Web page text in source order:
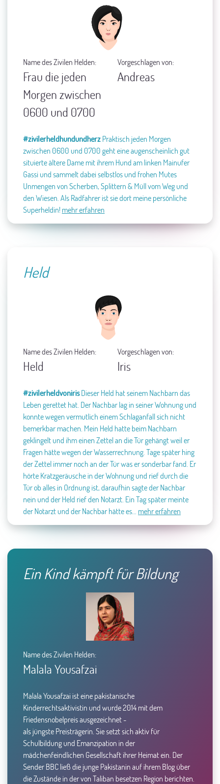
Name des Zivilen Helden:
Frau die jeden
Morgen zwischen
0600 und 0700
Vorgeschlagen von:
Andreas
#zivilerheldhundundherzPraktisch jeden Morgen
zwischen 0600 und 0700 geht eine augenscheinlich gut
situierte ältere Dame mit ihrem Hund am linken Mainufer
Gassi und sammelt dabei selbstlos und frohen Mutes
Unmengen von Scherben, Splittern & Müll vom Weg und
den Wiesen. Als Radfahrer ist sie dort meine persönliche
Superheldin!mehr erfahren
Held
Name des Zivilen Helden:
Held
Vorgeschlagen von:
Iris
#zivilerheldvonirisDieser Held hat seinem Nachbarn das
Leben gerettet hat. Der Nachbar lag in seiner Wohnung und
konnte wegen vermutlich einem Schlaganfall sich nicht
bemerkbar machen. Mein Held hatte beim Nachbarn
geklingelt und ihm einen Zettel an die Tür gehängt weil er
Fragen hätte wegen der Wasserrechnung. Tage später hing
der Zettel immer noch an der Tür was er sonderbar fand. Er
hörte Kratzgeräusche in der Wohnung und rief durch die
Tür ob alles in Ordnung ist, daraufhin sagte der Nachbar
nein und der Held rief den Notarzt. Ein Tag später meinte
der Notarzt und der Nachbar hätte es…
mehr erfahren
Ein Kind kämpft für Bildung
Name des Zivilen Helden:
Malala Yousafzai
Malala Yousafzai ist eine pakistanische
Kinderrechtsaktivistin und wurde 2014 mit dem
Friedensnobelpreis ausgezeichnet -
als jüngste Preisträgerin. Sie setzt sich aktiv für
Schulbildung und Emanzipation in der
mädchenfeindlichen Gesellschaft ihrer Heimat ein. Der
Sender BBC ließ die junge Pakistanin auf ihrem Blog über
die Zustände in der von Taliban besetzen Region berichten.